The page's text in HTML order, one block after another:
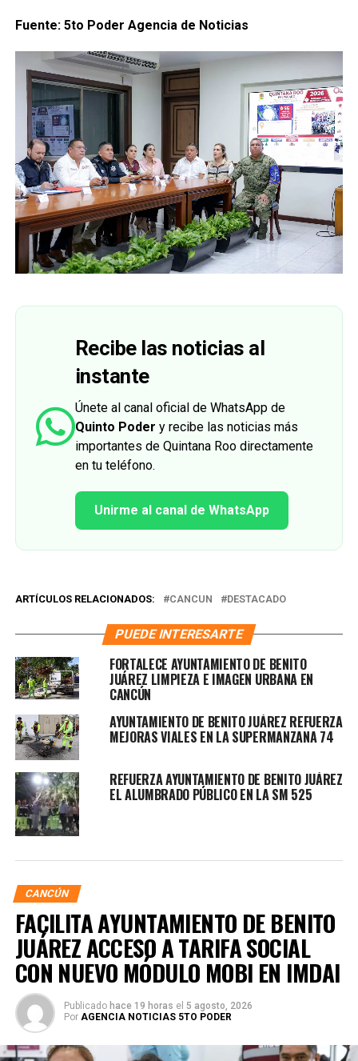
Fuente: 5to Poder Agencia de Noticias
Recibe las noticias al
instante
Únete al canal oficial de WhatsApp de
Quinto Poder y recibe las noticias más
importantes de Quintana Roo directamente
en tu teléfono.
Unirme al canal de WhatsApp
ARTÍCULOS RELACIONADOS: CANCUN DESTACADO
PUEDE INTERESARTE
FORTALECE AYUNTAMIENTO DE BENITO
JUÁREZ LIMPIEZA E IMAGEN URBANA EN
CANCÚN
AYUNTAMIENTO DE BENITO JUÁREZ REFUERZA
MEJORAS VIALES EN LA SUPERMANZANA 74
REFUERZA AYUNTAMIENTO DE BENITO JUÁREZ
EL ALUMBRADO PÚBLICO EN LA SM 525
CANCÚN
FACILITA AYUNTAMIENTO DE BENITO
JUÁREZ ACCESO A TARIFA SOCIAL
CON NUEVO MÓDULO MOBI EN IMDAI
Publicado hace 19 horas el 5 agosto, 2026
Por AGENCIA NOTICIAS 5TO PODER